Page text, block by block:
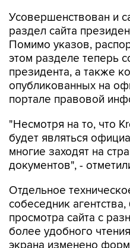
Усовершенствован и
раздел сайта
Помимо указов,
этом разделе теперь
президента, а также
опубликованных на
портале правовой
"Несмотря на то, что
будет являться
многие заходят на
документов", -
Отдельное
собеседник
просмотра сайта с
более удобного